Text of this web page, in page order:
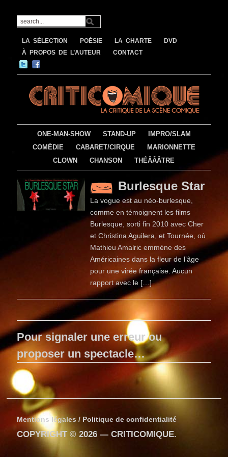
LA SÉLECTION POÉSIE LA CHARTE
DVD
À PROPOS DE L’AUTEUR
CONTACT
ONE-MAN-SHOW STAND-UP
IMPRO/SLAM
COMÉDIE
CABARET/CIRQUE
MARIONNETTE
CLOWN
CHANSON THÉÂÂÂTRE
Burlesque Star
La vogue est au néo-burlesque,
comme en témoignent les films
Burlesque, sorti fin 2010 avec Cher
et Christina Aguilera, et Tournée, où
Mathieu Amalric emmène des
Américaines dans la fleur de l’âge
pour une virée française. Aucun
rapport avec le […]
Pour signaler une erreur ou
proposer un spectacle…
Mentions légales / Politique de confidentialité
COPYRIGHT © 2026 —CRITICOMIQUE.